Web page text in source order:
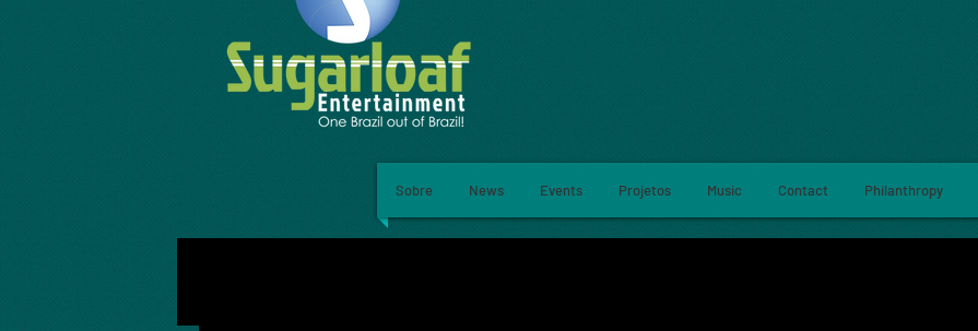
Sobre News Events Projetos Music Contact Philanthropy